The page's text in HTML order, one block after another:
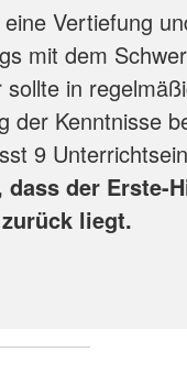
Vertiefung
mit dem
in
der Kenntnisse
9
der Erste-
liegt.